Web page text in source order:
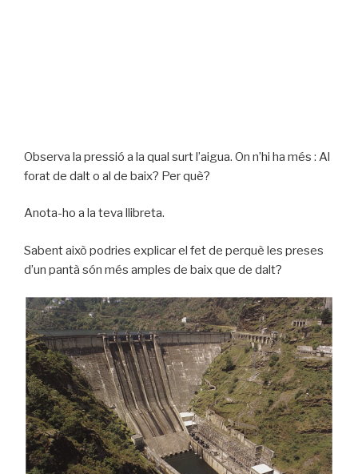
Observa la pressió a la qual surt l’aigua. On n’hi ha més : Al
forat de dalt o al de baix? Per què?
Anota-ho a la teva llibreta.
Sabent això podries explicar el fet de perquè les preses
d’un pantà són més amples de baix que de dalt?